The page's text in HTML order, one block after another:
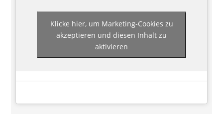
Klicke hier, um Marketing-Cookies zu
akzeptieren und diesen Inhalt zu
aktivieren